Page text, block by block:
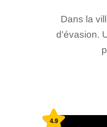
Dans la
d'évasion.
4.9